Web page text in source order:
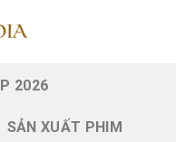
2026
SẢN XUẤT PHIM